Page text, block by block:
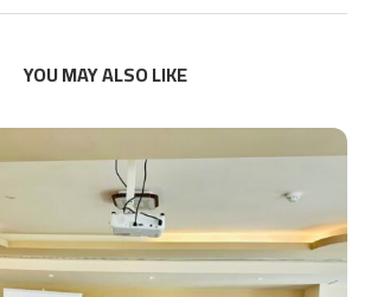
YOU MAY ALSO LIKE